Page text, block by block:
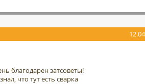
благодарен затсоветы!
что тут есть сварка